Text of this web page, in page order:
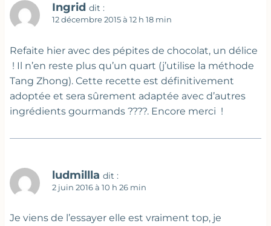
Ingrid dit :
12 décembre 2015 à 12 h 18 min
Refaite hier avec des pépites de chocolat, un délice
! Il n’en reste plus qu’un quart (j’utilise la méthode
Tang Zhong). Cette recette est définitivement
adoptée et sera sûrement adaptée avec d’autres
ingrédients gourmands ????. Encore merci !
ludmillla dit :
2 juin 2016 à 10 h 26 min
Je viens de l’essayer elle est vraiment top, je